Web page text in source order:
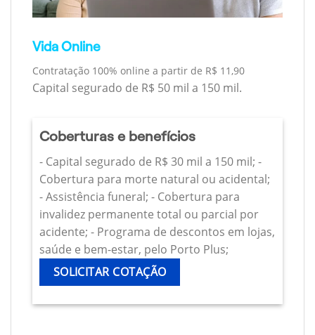
Vida Online
Contratação 100% online a partir de R$ 11,90
Capital segurado de R$ 50 mil a 150 mil.
Coberturas e benefícios
- Capital segurado de R$ 30 mil a 150 mil; -
Cobertura para morte natural ou acidental;
- Assistência funeral; - Cobertura para
invalidez permanente total ou parcial por
acidente; - Programa de descontos em lojas,
saúde e bem-estar, pelo Porto Plus;
SOLICITAR COTAÇÃO